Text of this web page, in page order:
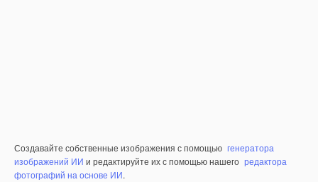
Создавайте собственные изображения с помощью генератора
изображений ИИ и редактируйте их с помощью нашего редактора
фотографий на основе ИИ.